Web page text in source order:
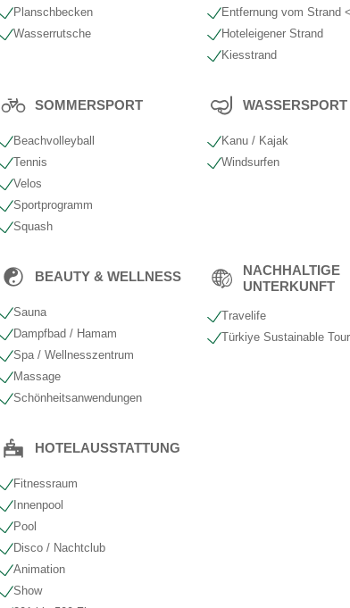
Planschbecken
Wasserrutsche
Entfernung vom Strand
Hoteleigener Strand
Kiesstrand
SOMMERSPORT
Beachvolleyball
Tennis
Velos
Sportprogramm
Squash
WASSERSPORT
Kanu / Kajak
Windsurfen
BEAUTY & WELLNESS
Sauna
Dampfbad / Hamam
Spa / Wellnesszentrum
Massage
Schönheits​anwendungen
NACHHALTIGE
UNTERKUNFT
Travelife
Türkiye Sustainable
HOTELAUSSTATTUNG
Fitnessraum
Innenpool
Pool
Disco / Nachtclub
Animation
Show